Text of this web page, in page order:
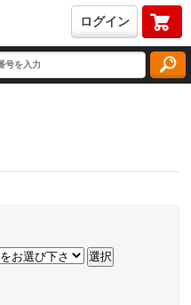
ログイン